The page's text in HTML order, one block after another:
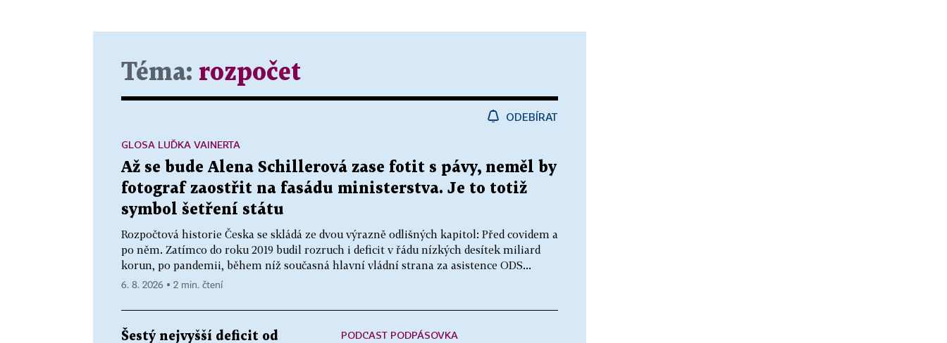
Téma: rozpočet
ODEBÍRAT
Až se bude Alena Schillerová zase fotit s pávy, neměl by
fotograf zaostřit na fasádu ministerstva. Je to totiž
symbol šetření státu
Rozpočtová historie Česka se skládá ze dvou výrazně odlišných kapitol: Před covidem a
po něm. Zatímco do roku 2019 budil rozruch i deficit v řádu nízkých desítek miliard
korun, po pandemii, během níž současná hlavní vládní strana za asistence ODS...
GLOSA LUĎKA VAINERTA
6. 8. 2026 ▪ 2 min. čtení
Šestý nejvyšší deficit od
PODCAST PODPÁSOVKA